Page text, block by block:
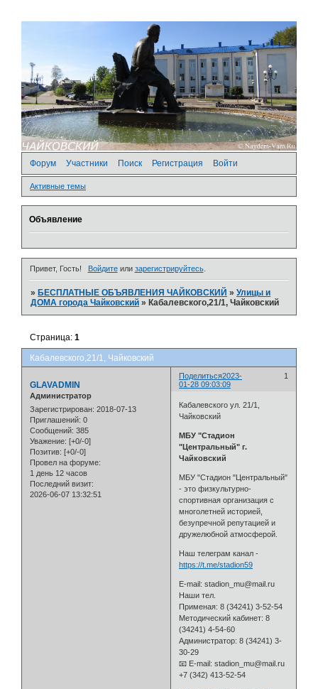
Форум Участники Поиск Регистрация Войти
Активные темы
Объявление
Привет, Гость! Войдитеили зарегистрируйтесь.
» БЕСПЛАТНЫЕ ОБЪЯВЛЕНИЯ ЧАЙКОВСКИЙ »­Улицы и
ДОМА города Чайковский » Кабалевского,21/1, Чайковский
Кабалевского,21/1, Чайковский
Страница:1
Поделиться 1
2023-
01-28 09:03:09
GLAVADMIN
Администратор
Зарегистрирован: 2018-07-13
Приглашений: 0
Сообщений: 385
Уважение: [+0/-0]
Позитив: [+0/-0]
Провел на форуме:
1 день 12 часов
Последний визит:
2026-06-07 13:32:51
Кабалевского ул. 21/1,
Чайковский
МБУ "Стадион
"Центральный" г.
Чайковский
МБУ "Стадион "Центральный"
- это физкультурно-
спортивная организация с
многолетней историей,
безупречной репутацией и
дружелюбной атмосферой.
Наш телеграм канал -
https://t.me/stadion59
E-mail: stadion_mu@mail.ru
Наши тел.
Применая: 8 (34241) 3-52-54
Методический кабинет: 8
(34241) 4-54-60
Администратор: 8 (34241) 3-
30-29
📧 E-mail: stadion_mu@mail.ru
+7 (342) 413-52-54